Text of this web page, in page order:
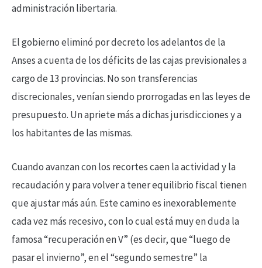
administración libertaria.
El gobierno eliminó por decreto los adelantos de la
Anses a cuenta de los déficits de las cajas previsionales a
cargo de 13 provincias. No son transferencias
discrecionales, venían siendo prorrogadas en las leyes de
presupuesto. Un apriete más a dichas jurisdicciones y a
los habitantes de las mismas.
Cuando avanzan con los recortes caen la actividad y la
recaudación y para volver a tener equilibrio fiscal tienen
que ajustar más aún. Este camino es inexorablemente
cada vez más recesivo, con lo cual está muy en duda la
famosa “recuperación en V” (es decir, que “luego de
pasar el invierno”, en el “segundo semestre” la